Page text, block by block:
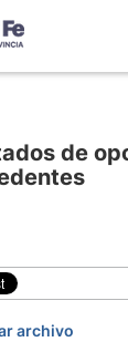
de
archivo